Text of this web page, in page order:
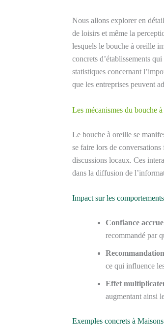
Nous allons explorer en
de loisirs et même la
lesquels le bouche à oreille
concrets d’établissements
statistiques concernant
que les entreprises peuvent
Les mécanismes du bouche
Le bouche à oreille se
se faire lors de conversations
discussions locaux. Ces
dans la diffusion de
Impact sur les
Confiance
recommandé par
ce qui influence
Effet
augmentant ainsi
Exemples concrets à